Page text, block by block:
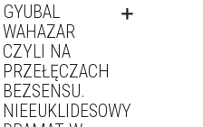
GYUBAL
WAHAZAR
CZYLI NA
PRZEŁĘCZACH
BEZSENSU.
NIEEUKLIDESOWY